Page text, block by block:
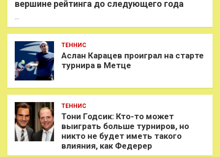
вершине рейтинга до следующего года
…
ТЕННИС
Аслан Карацев проиграл на старте
турнира в Метце
ТЕННИС
Тони Годсик: Кто-то может
выиграть больше турниров, но
никто не будет иметь такого
влияния, как Федерер